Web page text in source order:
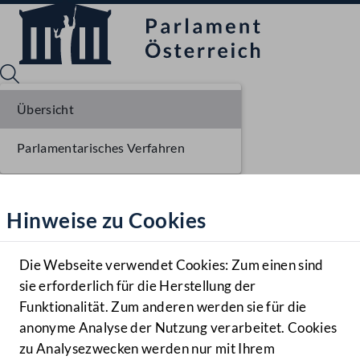
Hilfe
Benutzer
Navigationsmenü öffnen
MENÜ
Hinweise zu Cookies
Die Webseite verwendet Cookies: Zum einen sind
sie erforderlich für die Herstellung der
Funktionalität. Zum anderen werden sie für die
anonyme Analyse der Nutzung verarbeitet. Cookies
zu Analysezwecken werden nur mit Ihrem
Übersicht
Parlamentarisches Verfahren